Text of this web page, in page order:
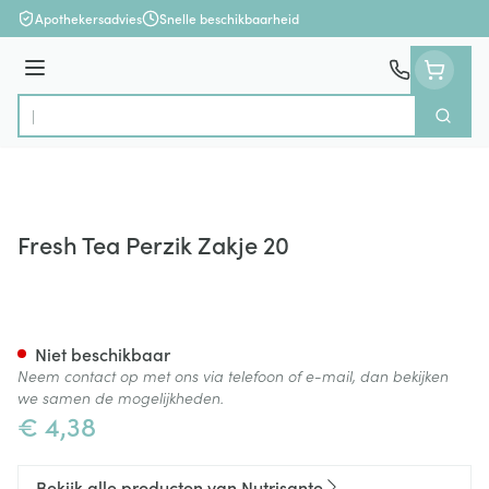
Ga naar de inhoud
Apothekersadvies Snelle beschikbaarheid
Menu
Product, merk, categorie...
Zoek
Fresh Tea Perzik Zakje 20
€ 4,38
Niet beschikbaar
Neem contact op met ons via telefoon of e-mail, dan bekijken
we samen de mogelijkheden.